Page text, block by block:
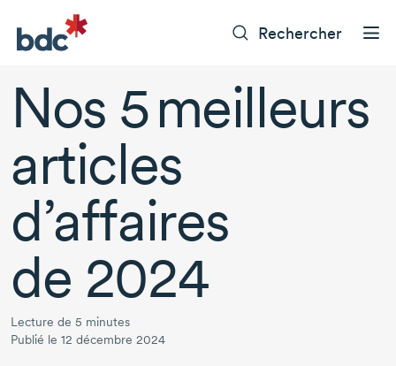
Rechercher
Nos 5 meilleurs
articles
d’affaires
de 2024
Lecture de 5 minutes
Publié le 12 décembre 2024